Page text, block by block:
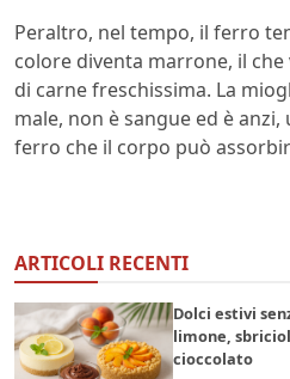
Peraltro, nel tempo, il ferro
colore diventa marrone, il
di carne freschissima. La
male, non è sangue ed è
ferro che il corpo può
ARTICOLI RECENTI
Dolci estivi
limone,
cioccolato